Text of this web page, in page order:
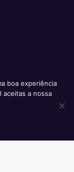
boa experiência
aceitas a nossa